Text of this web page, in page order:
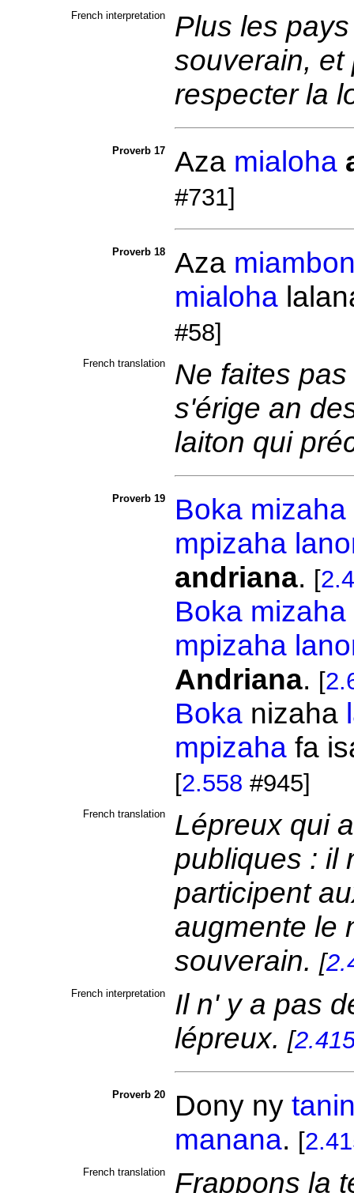
French interpretation
Plus les
souverain, et
respecter la
Proverb 17 Aza mialoha
#731]
Proverb 18 Aza
mialoha
#58]
French translation
Ne faites pas
s'érige an
laiton qui
Proverb 19 Boka mizaha
mpizaha
andriana. [
Boka mizaha
mpizaha
Andriana. [
Bokanizaha
mpizahafa
[2.558 #945]
French translation
Lépreux qui
publiques : il
participent
augmente le
souverain. [
French interpretation
Il n' y a pas
lépreux. [
Proverb 20 Dony ny
manana. [
French translation
Frappons la